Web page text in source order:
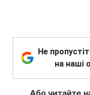
Не
на наші
Або читайте